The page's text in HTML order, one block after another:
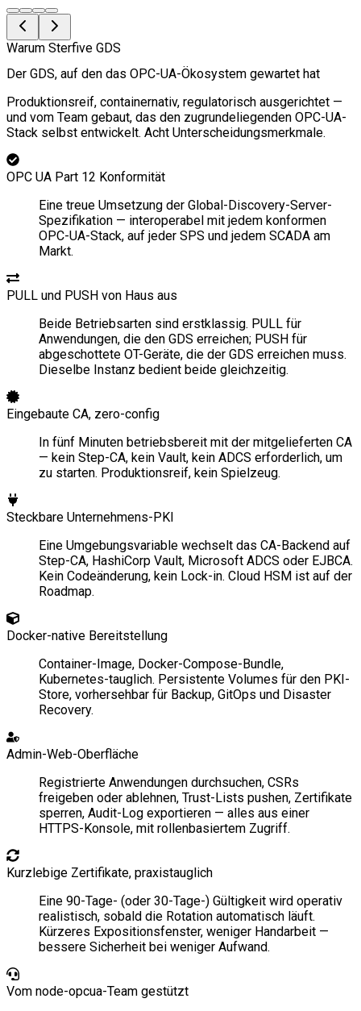
Warum Sterfive GDS
Der GDS, auf den das OPC-UA-Ökosystem gewartet hat
Produktionsreif, containernativ, regulatorisch ausgerichtet —
und vom Team gebaut, das den zugrundeliegenden OPC-UA-
Stack selbst entwickelt. Acht Unterscheidungsmerkmale.
OPC UA Part 12 Konformität
Eine treue Umsetzung der Global-Discovery-Server-
Spezifikation — interoperabel mit jedem konformen
OPC-UA-Stack, auf jeder SPS und jedem SCADA am
Markt.
PULL und PUSH von Haus aus
Beide Betriebsarten sind erstklassig. PULL für
Anwendungen, die den GDS erreichen; PUSH für
abgeschottete OT-Geräte, die der GDS erreichen muss.
Dieselbe Instanz bedient beide gleichzeitig.
Eingebaute CA, zero-config
In fünf Minuten betriebsbereit mit der mitgelieferten CA
— kein Step-CA, kein Vault, kein ADCS erforderlich, um
zu starten. Produktionsreif, kein Spielzeug.
Steckbare Unternehmens-PKI
Eine Umgebungsvariable wechselt das CA-Backend auf
Step-CA, HashiCorp Vault, Microsoft ADCS oder EJBCA.
Kein Codeänderung, kein Lock-in. Cloud HSM ist auf der
Roadmap.
Docker-native Bereitstellung
Container-Image, Docker-Compose-Bundle,
Kubernetes-tauglich. Persistente Volumes für den PKI-
Store, vorhersehbar für Backup, GitOps und Disaster
Recovery.
Admin-Web-Oberfläche
Registrierte Anwendungen durchsuchen, CSRs
freigeben oder ablehnen, Trust-Lists pushen, Zertifikate
sperren, Audit-Log exportieren — alles aus einer
HTTPS-Konsole, mit rollenbasiertem Zugriff.
Kurzlebige Zertifikate, praxistauglich
Eine 90-Tage- (oder 30-Tage-) Gültigkeit wird operativ
realistisch, sobald die Rotation automatisch läuft.
Kürzeres Expositionsfenster, weniger Handarbeit —
bessere Sicherheit bei weniger Aufwand.
Vom node-opcua-Team gestützt